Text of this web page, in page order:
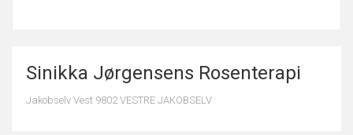
Sinikka Jørgensens Rosenterapi
Jakobselv Vest 9802 VESTRE JAKOBSELV